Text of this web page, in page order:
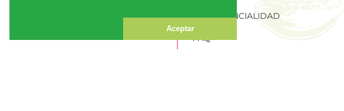
Aceptar
CONFIDENCIALIDAD
FAQ